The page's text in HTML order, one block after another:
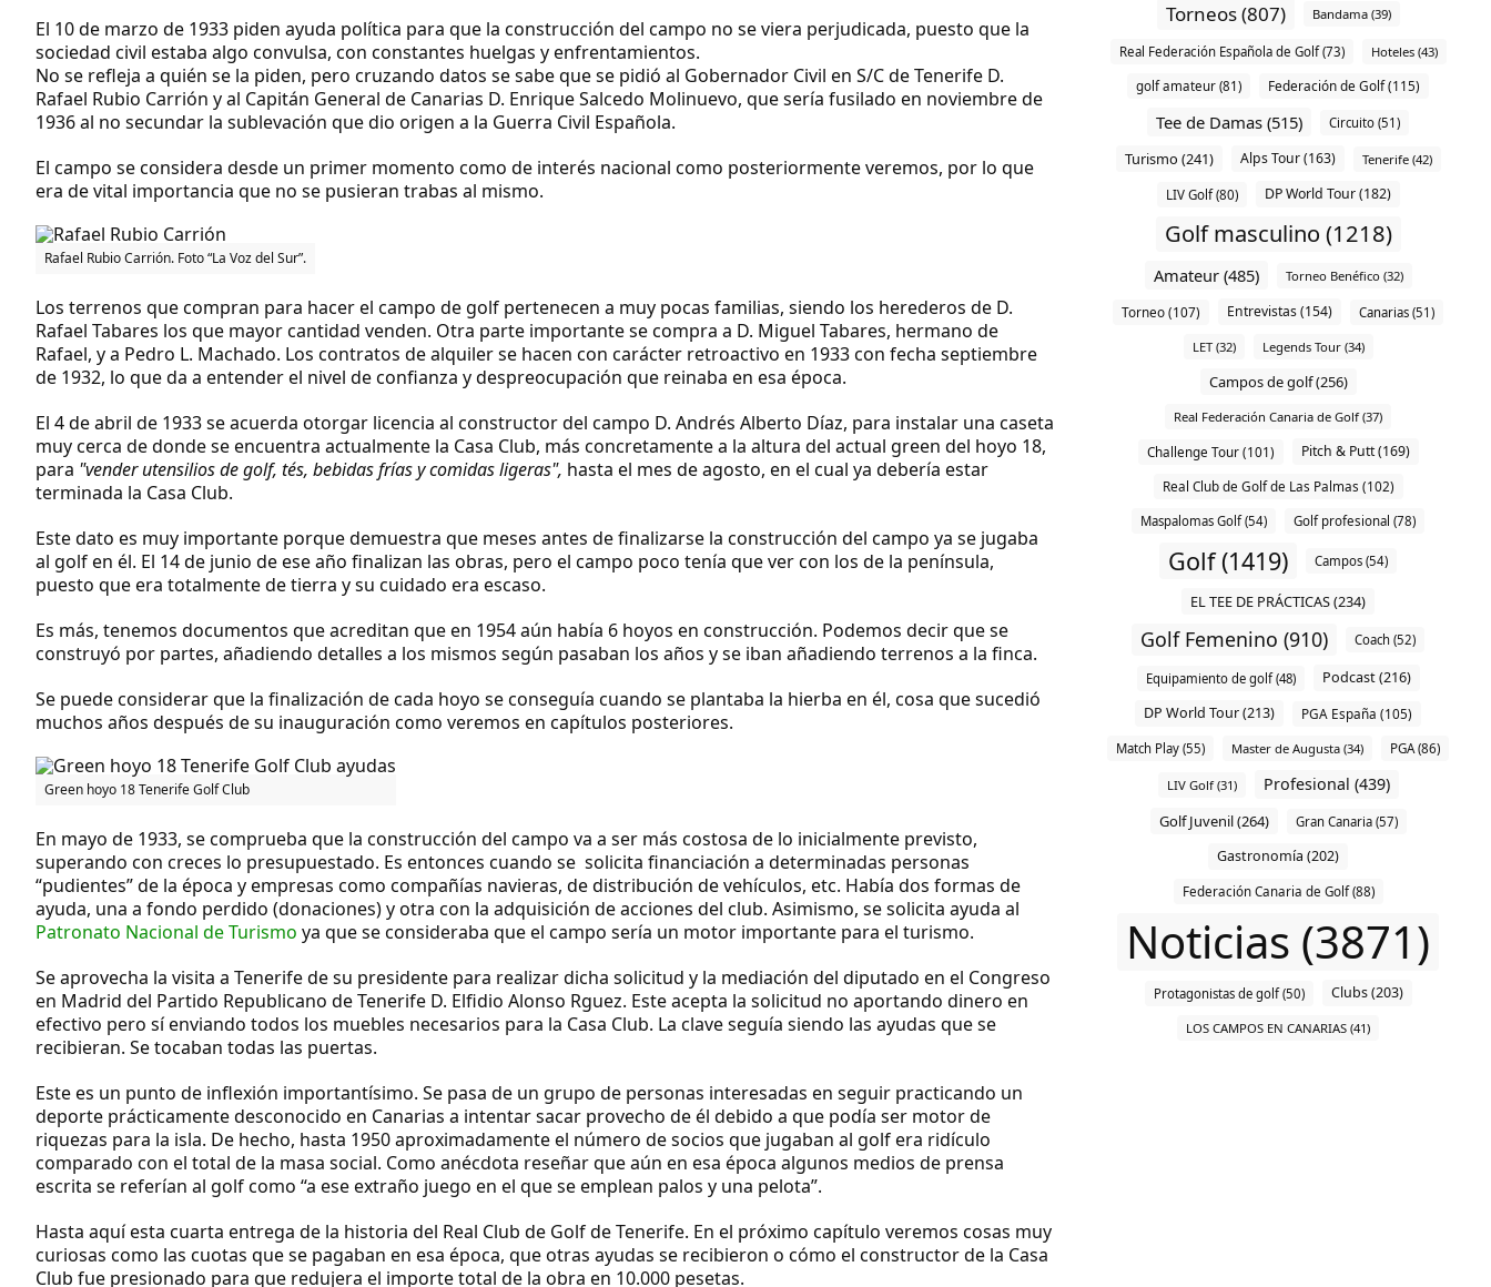
El 10 de marzo de 1933 piden ayuda política para que la construcción del campo no se viera perjudicada, puesto que la
sociedad civil estaba algo convulsa, con constantes huelgas y enfrentamientos.
No se refleja a quién se la piden, pero cruzando datos se sabe que se pidió al Gobernador Civil en S/C de Tenerife D.
Rafael Rubio Carrión y al Capitán General de Canarias D. Enrique Salcedo Molinuevo, que sería fusilado en noviembre de
1936 al no secundar la sublevación que dio origen a la Guerra Civil Española.
El campo se considera desde un primer momento como de interés nacional como posteriormente veremos, por lo que
era de vital importancia que no se pusieran trabas al mismo.
Rafael Rubio Carrión. Foto “La Voz del Sur”.
Los terrenos que compran para hacer el campo de golf pertenecen a muy pocas familias, siendo los herederos de D.
Rafael Tabares los que mayor cantidad venden. Otra parte importante se compra a D. Miguel Tabares, hermano de
Rafael, y a Pedro L. Machado. Los contratos de alquiler se hacen con carácter retroactivo en 1933 con fecha septiembre
de 1932, lo que da a entender el nivel de confianza y despreocupación que reinaba en esa época.
El 4 de abril de 1933 se acuerda otorgar licencia al constructor del campo D. Andrés Alberto Díaz, para instalar una caseta
muy cerca de donde se encuentra actualmente la Casa Club, más concretamente a la altura del actual green del hoyo 18,
para "vender utensilios de golf, tés, bebidas frías y comidas ligeras", hasta el mes de agosto, en el cual ya debería estar
terminada la Casa Club.
Este dato es muy importante porque demuestra que meses antes de finalizarse la construcción del campo ya se jugaba
al golf en él. El 14 de junio de ese año finalizan las obras, pero el campo poco tenía que ver con los de la península,
puesto que era totalmente de tierra y su cuidado era escaso.
Es más, tenemos documentos que acreditan que en 1954 aún había 6 hoyos en construcción. Podemos decir que se
construyó por partes, añadiendo detalles a los mismos según pasaban los años y se iban añadiendo terrenos a la finca.
Se puede considerar que la finalización de cada hoyo se conseguía cuando se plantaba la hierba en él, cosa que sucedió
muchos años después de su inauguración como veremos en capítulos posteriores.
Green hoyo 18 Tenerife Golf Club
En mayo de 1933, se comprueba que la construcción del campo va a ser más costosa de lo inicialmente previsto,
superando con creces lo presupuestado. Es entonces cuando se solicita financiación a determinadas personas
“pudientes” de la época y empresas como compañías navieras, de distribución de vehículos, etc. Había dos formas de
ayuda, una a fondo perdido (donaciones) y otra con la adquisición de acciones del club. Asimismo, se solicita ayuda al
Patronato Nacional de Turismo ya que se consideraba que el campo sería un motor importante para el turismo.
Se aprovecha la visita a Tenerife de su presidente para realizar dicha solicitud y la mediación del diputado en el Congreso
en Madrid del Partido Republicano de Tenerife D. Elfidio Alonso Rguez. Este acepta la solicitud no aportando dinero en
efectivo pero sí enviando todos los muebles necesarios para la Casa Club. La clave seguía siendo las ayudas que se
recibieran. Se tocaban todas las puertas.
Este es un punto de inflexión importantísimo. Se pasa de un grupo de personas interesadas en seguir practicando un
deporte prácticamente desconocido en Canarias a intentar sacar provecho de él debido a que podía ser motor de
riquezas para la isla. De hecho, hasta 1950aproximadamente el número de socios que jugaban al golf era ridículo
comparado con el total de la masa social. Como anécdota reseñar que aún en esa época algunos medios de prensa
escrita se referían al golf como “a ese extraño juego en el que se emplean palos y una pelota”.
Hasta aquí esta cuarta entrega de la historia del Real Club de Golf de Tenerife. En el próximo capítulo veremos cosas muy
curiosas como las cuotas que se pagaban en esa época, que otras ayudas se recibieron o cómo el constructor de la Casa
Club fue presionado para que redujera el importe total de la obra en 10.000 pesetas.
Torneos (807) Bandama (39)
Real Federación Española de Golf (73) Hoteles (43)
golf amateur (81) Federación de Golf (115)
Tee de Damas (515) Circuito (51)
Turismo (241) Alps Tour (163) Tenerife (42)
LIV Golf (80) DP World Tour (182)
Golf masculino (1218)
Amateur (485) Torneo Benéfico (32)
Torneo (107) Entrevistas (154) Canarias (51)
LET (32) Legends Tour (34)
Campos de golf (256)
Real Federación Canaria de Golf (37)
Challenge Tour (101) Pitch & Putt (169)
Real Club de Golf de Las Palmas (102)
Maspalomas Golf (54) Golf profesional (78)
Golf (1419) Campos (54)
EL TEE DE PRÁCTICAS (234)
Golf Femenino (910) Coach (52)
Equipamiento de golf (48)
Podcast (216)
DP World Tour (213)
PGA España (105)
Match Play (55) Master de Augusta (34) PGA (86)
LIV Golf (31) Profesional (439)
Golf Juvenil (264) Gran Canaria (57)
Gastronomía (202)
Federación Canaria de Golf (88)
Noticias (3871)
Protagonistas de golf (50) Clubs (203)
LOS CAMPOS EN CANARIAS (41)